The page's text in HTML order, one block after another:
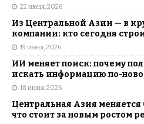
22 июня, 2026
Из Центральной Азии — в
компании: кто сегодня
19 июня, 2026
ИИ меняет поиск: почему
искать информацию по-
18 июня, 2026
Центральная Азия
что стоит за новым ростом